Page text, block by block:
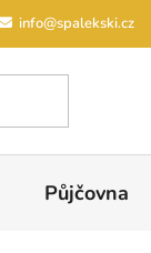
info@spalekski.cz
Půjčovna